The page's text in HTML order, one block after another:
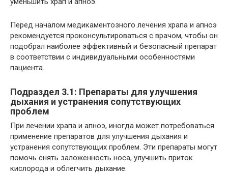
Перед началом медикаментозного лечения храпа и апноэ
рекомендуется проконсультироваться с врачом, чтобы он
подобрал наиболее эффективный и безопасный препарат
в соответствии с индивидуальными особенностями
пациента.
Подраздел 3.1: Препараты для улучшения
дыхания и устранения сопутствующих
проблем
При лечении храпа и апноэ, иногда может потребоваться
применение препаратов для улучшения дыхания и
устранения сопутствующих проблем. Эти препараты могут
помочь снять заложенность носа, улучшить приток
кислорода и облегчить дыхание.